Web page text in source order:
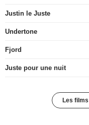
Justin le Juste
Undertone
Fjord
Juste pour une nuit
Les